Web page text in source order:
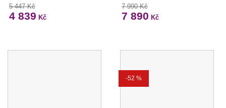
5 447 Kč
4 839 Kč
7 990 Kč
7 890 Kč
-52 %